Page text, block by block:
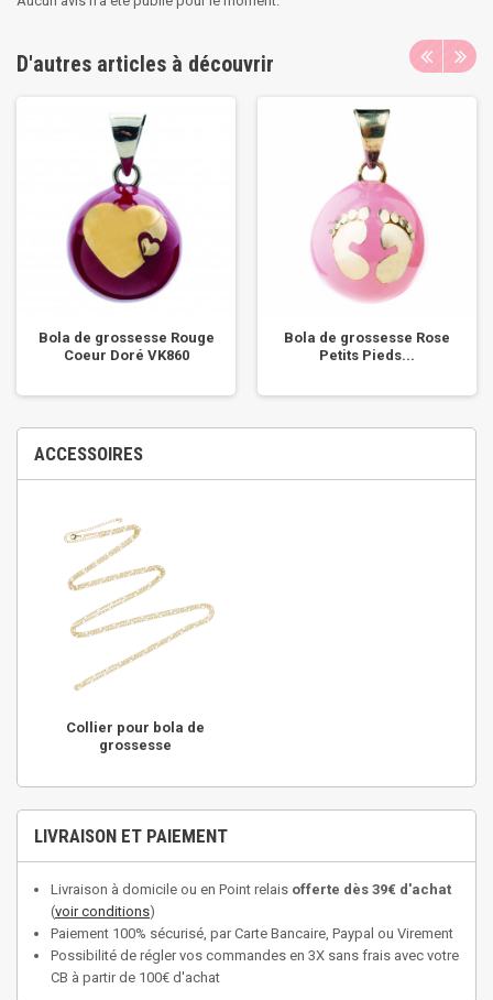
D'autres articles à découvrir
Bola de grossesse Rouge
Coeur Doré VK860
Bola de grossesse Rose
Petits Pieds...
ACCESSOIRES
Collier pour bola de
grossesse
LIVRAISON ET PAIEMENT
Livraison à domicile ou en Point relais offerte dès 39€ d'achat
(voir conditions)
Paiement 100% sécurisé, par Carte Bancaire, Paypal ou Virement
Possibilité de régler vos commandes en 3X sans frais avec votre
CB à partir de 100€ d'achat